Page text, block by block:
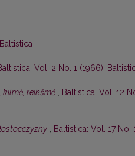
Vol. 2 No. 1 (1966):
kilmė, reikšmė , Baltistica: Vol. 12
, Baltistica: Vol. 17 No.